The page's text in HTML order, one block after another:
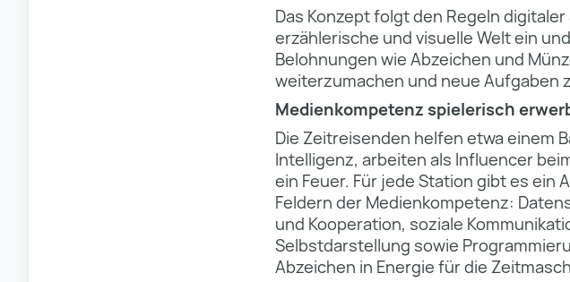
Das Konzept folgt den Regeln
erzählerische und visuelle Welt ein
Belohnungen wie Abzeichen und
weiterzumachen und neue Aufgaben
Medienkompetenz spielerisch
Die Zeitreisenden helfen etwa einem
Intelligenz, arbeiten als Influencer
ein Feuer. Für jede Station gibt es ein
Feldern der Medienkompetenz:
und Kooperation, soziale
Selbstdarstellung sowie
Abzeichen in Energie für die